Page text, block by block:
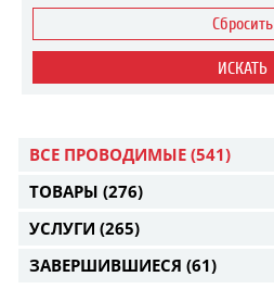
Сбросить
ИСКАТЬ
ВСЕ ПРОВОДИМЫЕ (541)
ТОВАРЫ (276)
УСЛУГИ (265)
ЗАВЕРШИВШИЕСЯ (61)